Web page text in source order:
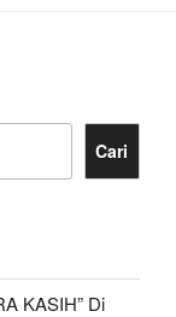
Cari
KASIH” Di